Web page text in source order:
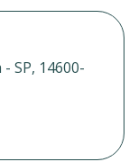
SP, 14600-